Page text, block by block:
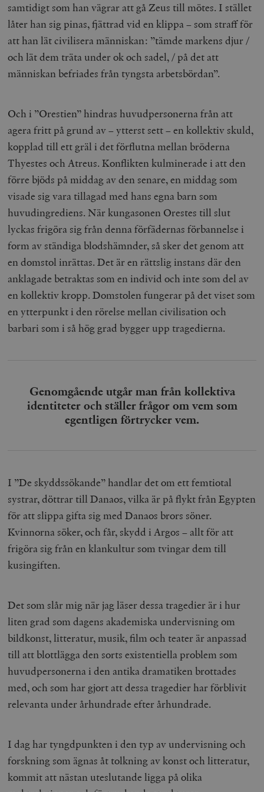
samtidigt som han vägrar att gå Zeus till mötes. I stället
låter han sig pinas, fjättrad vid en klippa – som straff för
att han lät civilisera människan: ”tämde markens djur /
och lät dem träta under ok och sadel, / på det att
människan befriades från tyngsta arbetsbördan”.
Och i ”Orestien” hindras huvudpersonerna från att
agera fritt på grund av – ytterst sett – en kollektiv skuld,
kopplad till ett gräl i det förflutna mellan bröderna
Thyestes och Atreus. Konflikten kulminerade i att den
förre bjöds på middag av den senare, en middag som
visade sig vara tillagad med hans egna barn som
huvudingrediens. När kungasonen Orestes till slut
lyckas frigöra sig från denna förfädernas förbannelse i
form av ständiga blodshämnder, så sker det genom att
en domstol inrättas. Det är en rättslig instans där den
anklagade betraktas som en individ och inte som del av
en kollektiv kropp. Domstolen fungerar på det viset som
en ytterpunkt i den rörelse mellan civilisation och
barbari som i så hög grad bygger upp tragedierna.
Genomgående utgår man från kollektiva
identiteter och ställer frågor om vem som
egentligen förtrycker vem.
I ”De skyddssökande” handlar det om ett femtiotal
systrar, döttrar till Danaos, vilka är på flykt från Egypten
för att slippa gifta sig med Danaos brors söner.
Kvinnorna söker, och får, skydd i Argos – allt för att
frigöra sig från en klankultur som tvingar dem till
kusingiften.
Det som slår mig när jag läser dessa tragedier är i hur
liten grad som dagens akademiska undervisning om
bildkonst, litteratur, musik, film och teater är anpassad
till att blottlägga den sorts existentiella problem som
huvudpersonerna i den antika dramatiken brottades
med, och som har gjort att dessa tragedier har förblivit
relevanta under århundrade efter århundrade.
I dag har tyngdpunkten i den typ av undervisning och
forskning som ägnas åt tolkning av konst och litteratur,
kommit att nästan uteslutande ligga på olika